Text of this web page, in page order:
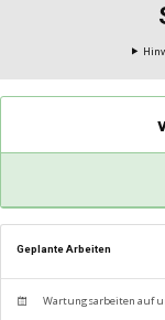
Geplante Arbeiten
Wartungsarbeiten auf